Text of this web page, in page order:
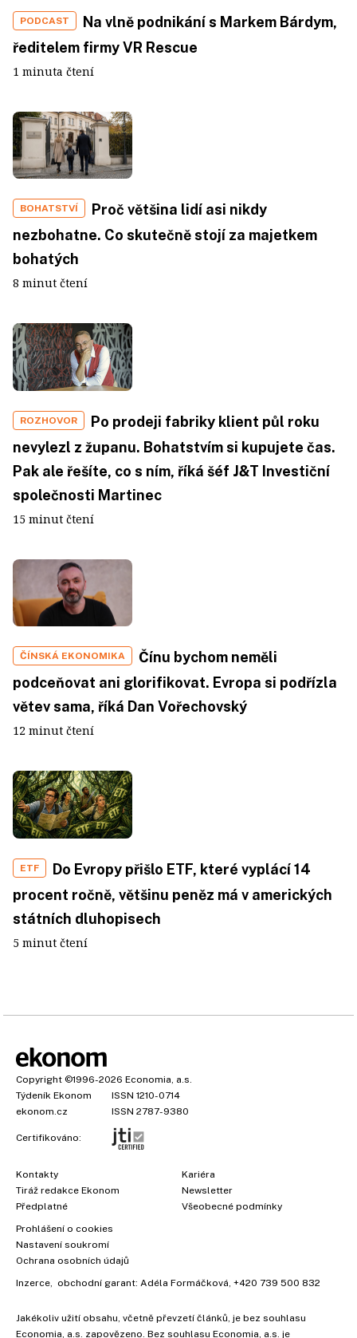
PODCAST
Na vlně podnikání s Markem Bárdym,
ředitelem firmy VR Rescue
1 minuta čtení
BOHATSTVÍ
Proč většina lidí asi nikdy
nezbohatne. Co skutečně stojí za majetkem
bohatých
8 minut čtení
ROZHOVOR
Po prodeji fabriky klient půl roku
nevylezl z županu. Bohatstvím si kupujete čas.
Pak ale řešíte, co s ním, říká šéf J&T Investiční
společnosti Martinec
15 minut čtení
ČÍNSKÁ EKONOMIKA
Čínu bychom neměli
podceňovat ani glorifikovat. Evropa si podřízla
větev sama, říká Dan Vořechovský
12 minut čtení
ETF
Do Evropy přišlo ETF, které vyplácí 14
procent ročně, většinu peněz má v amerických
státních dluhopisech
5 minut čtení
Copyright ©1996-2026 Economia, a.s.
Týdeník Ekonom
ISSN 1210-0714
ekonom.cz
ISSN 2787-9380
Certifikováno:
Kontakty
Tiráž redakce Ekonom
Předplatné
Kariéra
Newsletter
Všeobecné podmínky
Prohlášení o cookies
Nastavení soukromí
Ochrana osobních údajů
Inzerce , obchodní garant: Adéla Formáčková +420 739 500 832
Jakékoliv užití obsahu, včetně převzetí článků, je bez souhlasu
Economia, a.s. zapovězeno. Bez souhlasu Economia, a.s. je